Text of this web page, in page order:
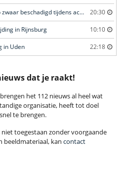
Agent gewond en politieauto zwaar beschadigd tijdens achtervolging in Uden 20:30
in Rijnsburg 10:10
in Uden 22:18
dat je raakt!
het 112 nieuws al heel wat
organisatie, heeft tot doel
te brengen.
toegestaan zonder voorgaande
beeldmateriaal, kan contact